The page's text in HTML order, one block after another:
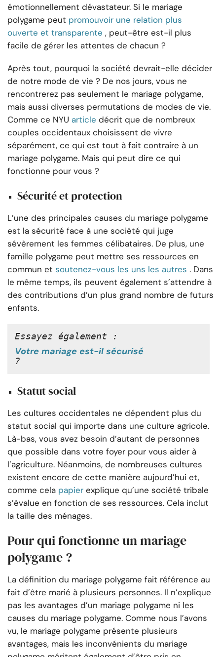
émotionnellement dévastateur. Si le mariage
polygame peut promouvoir une relation plus
ouverte et transparente , peut-être est-il plus
facile de gérer les attentes de chacun ?
Après tout, pourquoi la société devrait-elle décider
de notre mode de vie ? De nos jours, vous ne
rencontrerez pas seulement le mariage polygame,
mais aussi diverses permutations de modes de vie.
Comme ce NYU article décrit que de nombreux
couples occidentaux choisissent de vivre
séparément, ce qui est tout à fait contraire à un
mariage polygame. Mais qui peut dire ce qui
fonctionne pour vous ?
Sécurité et protection
L’une des principales causes du mariage polygame
est la sécurité face à une société qui juge
sévèrement les femmes célibataires. De plus, une
famille polygame peut mettre ses ressources en
commun et soutenez-vous les uns les autres . Dans
le même temps, ils peuvent également s’attendre à
des contributions d’un plus grand nombre de futurs
enfants.
Essayez également :
Votre mariage est-il sécurisé
?
Statut social
Les cultures occidentales ne dépendent plus du
statut social qui importe dans une culture agricole.
Là-bas, vous avez besoin d’autant de personnes
que possible dans votre foyer pour vous aider à
l’agriculture. Néanmoins, de nombreuses cultures
existent encore de cette manière aujourd’hui et,
comme cela papier explique qu’une société tribale
s’évalue en fonction de ses ressources. Cela inclut
la taille des ménages.
Pour qui fonctionne un mariage
polygame ?
La définition du mariage polygame fait référence au
fait d’être marié à plusieurs personnes. Il n’explique
pas les avantages d’un mariage polygame ni les
causes du mariage polygame. Comme nous l’avons
vu, le mariage polygame présente plusieurs
avantages, mais les inconvénients du mariage